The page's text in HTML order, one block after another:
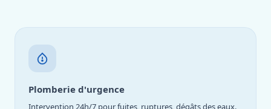
Plomberie d'urgence
Intervention 24h/7 pour fuites, ruptures, dégâts des eaux.